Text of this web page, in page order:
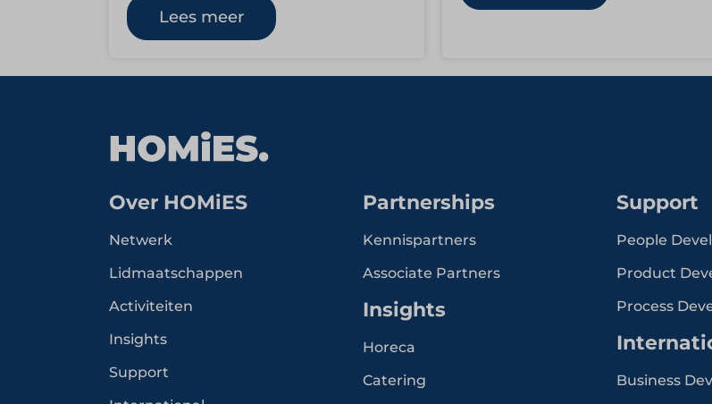
Met gerechten die zijn geïnspireerd
op…
Lees meer
Over HOMiES
Netwerk
Lidmaatschappen
Activiteiten
Insights
Support
Partnerships
Kennispartners
Associate Partners
Insights
Horeca
Catering
Support
People
Product
Process
Business